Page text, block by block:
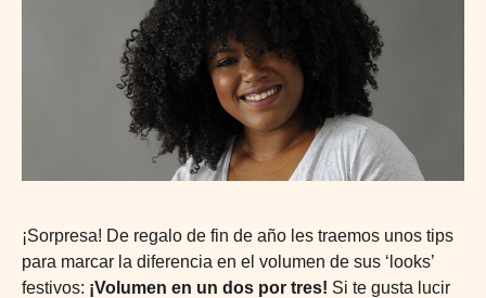
¡Sorpresa! De regalo de fin de año les traemos unos tips
para marcar la diferencia en el volumen de sus ‘looks’
festivos: ¡Volumen en un dos por tres! Si te gusta lucir